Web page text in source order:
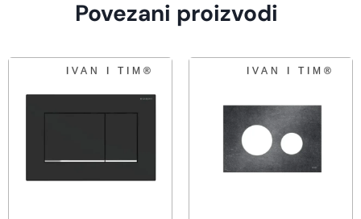
Povezani proizvodi